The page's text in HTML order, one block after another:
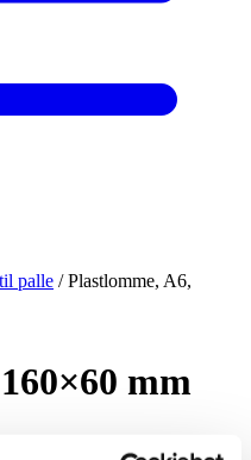
palle / Plastlomme, A6,
mm